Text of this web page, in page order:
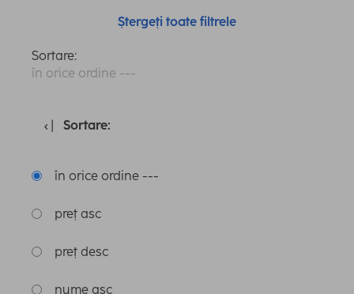
Ștergeți toate filtrele
Sortare:
în orice ordine ---
Sortare:
în orice ordine ---
preț asc
preț desc
nume asc